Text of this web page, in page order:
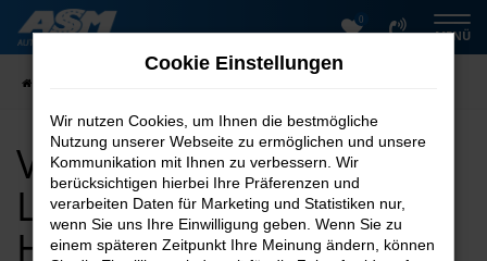
Zum
Hauptinhalt
0
MENÜ
VW kaufen mit
Lieferservice nach
Harzkreis
Cookie Einstellungen
Wir nutzen Cookies, um Ihnen die bestmögliche
Nutzung unserer Webseite zu ermöglichen und unsere
Kommunikation mit Ihnen zu verbessern. Wir
berücksichtigen hierbei Ihre Präferenzen und
verarbeiten Daten für Marketing und Statistiken nur,
wenn Sie uns Ihre Einwilligung geben. Wenn Sie zu
einem späteren Zeitpunkt Ihre Meinung ändern, können